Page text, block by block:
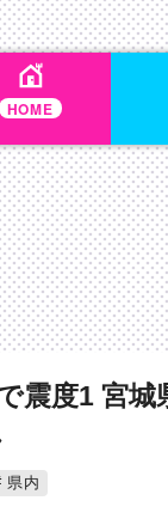
HOME
震度1 宮
県内